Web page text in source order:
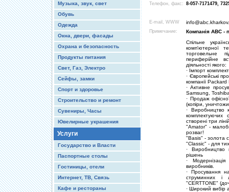
Музыка, звук, свет
Обувь
Одежда
Окна, двери, фасады
Охрана и безопасность
Продукты питания
Свет, Газ, Электро
Сейфы, замки
Спорт и здоровье
Строительство и ремонт
Сувениры, Часы
Ювелирные украшения
Услуги
Государство и Власти
Паспортные столы
Гостиницы, отели
Интернет, ТВ, Связь
Кафе и рестораны
Телефон, факс: 8-057-7171479,
E-mail, WWW
Примечание:
Компанія ABC -
Спільне
комп'ютерної
торговельне
периферійне
діяльності якого:
· Імпорт
· Європейські
компанії
· Активне
Samsung,
· Продаж
(копіри,
· Виробництво
комплектуючих
створені три
"Amator" -
розваг!
"Basіs" - золота
"Classіc" - для
· Виробництво
рішень
·
виробників.
· Просування
струминних і
"CERTTONE"
· Широкий вибір